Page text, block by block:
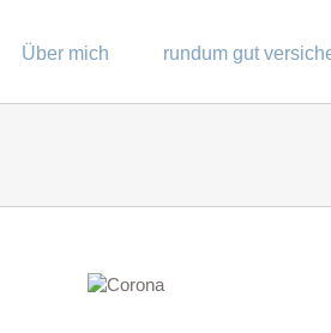
Über mich rundum gut